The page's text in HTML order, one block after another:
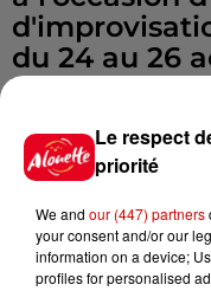
du 24 au 26
Vilar, avec
(pianiste),
(guitariste)
(batteur).
À l'affiche
un concert
Le respect
priorité
We and our (447) partners
your consent and/or our
information on a device;
profiles for personalised